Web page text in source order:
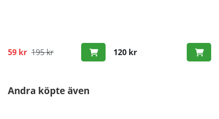
59 kr 195 kr 120 kr
Andra köpte även